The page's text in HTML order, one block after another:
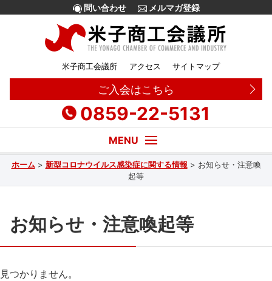
問い合わせ メルマガ登録
米子商工会議所 アクセス サイトマップ
ご入会はこちら
0859-22-5131
経営・創業相談
補助金
販路拡大
共済・福利厚生
ホーム > 新型コロナウイルス感染症に関する情報 > お知らせ・注意喚
起等
お知らせ・注意喚起等
見つかりません。